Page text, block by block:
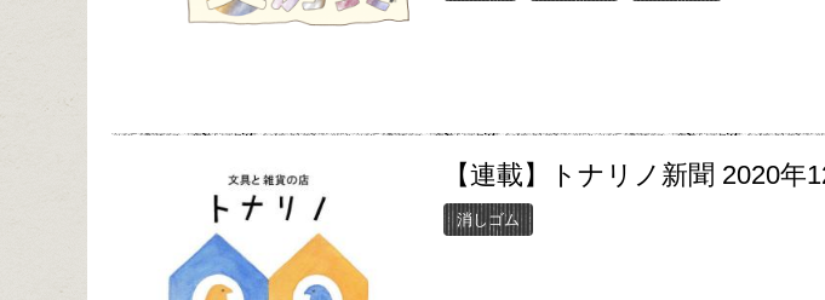
【連載】トナリノ新聞 2020年
消しゴム